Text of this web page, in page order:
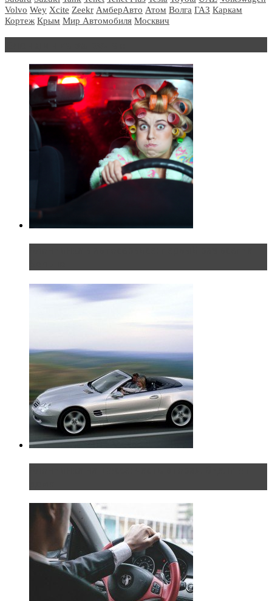
Volvo Wey Xcite Zeekr АмберАвто Атом Волга ГАЗ Каркам
Кортеж Крым Мир Автомобиля Москвич